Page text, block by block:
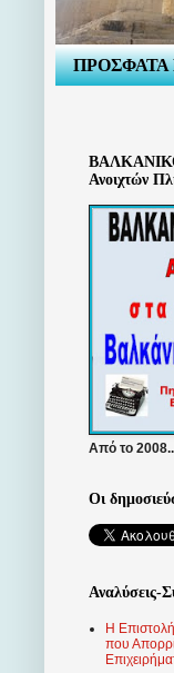
ΠΡΟΣΦΑΤΑ
Ανοιχτών
Από το
Οι
Αναλύσεις-
Η
που